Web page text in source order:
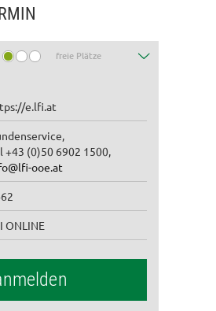
freie Plätze
e.lfi.at
+43 (0)50 6902 1500,
ooe.at
ONLINE